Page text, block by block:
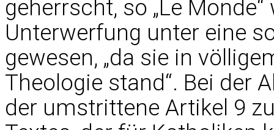
geherrscht, so „Le
Unterwerfung unter eine
gewesen, „da sie in
Theologie stand“. Bei der
der umstrittene Artikel 9